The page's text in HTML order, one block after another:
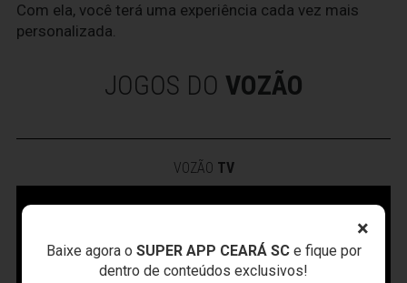
×
Baixe agora o SUPER APP CEARÁ SCe fique por
dentro de conteúdos exclusivos!
Com ela, você terá uma experiência cada vez mais
personalizada.
JOGOS DO VOZÃO
VOZÃO TV